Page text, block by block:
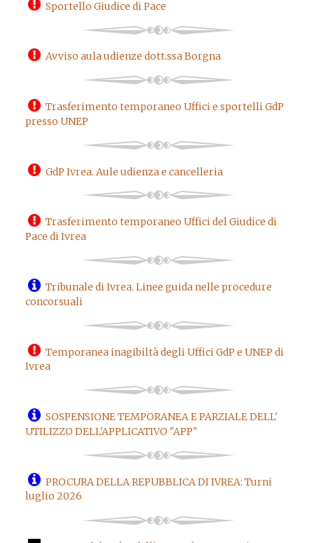
Sportello Giudice di Pace
Avviso aula udienze dott.ssa Borgna
Trasferimento temporaneo Uffici e sportelli GdP
presso UNEP
GdP Ivrea. Aule udienza e cancelleria
Trasferimento temporaneo Uffici del Giudice di
Pace di Ivrea
Tribunale di Ivrea. Linee guida nelle procedure
concorsuali
Temporanea inagibiltà degli Uffici GdP e UNEP di
Ivrea
SOSPENSIONE TEMPORANEA E PARZIALE DELL'
UTILIZZO DELL'APPLICATIVO "APP"
PROCURA DELLA REPUBBLICA DI IVREA: Turni
luglio 2026